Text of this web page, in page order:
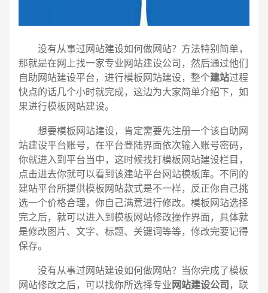
没有从事过网站建设如何做网站？方法特别简单，
那就是在网上找一家专业网站建设公司，然后通过他们
自助网站建设平台，进行模板网站建设，整个建站过程
快点的话几个小时就完成，这边为大家简单介绍下，如
果进行模板网站建设。
想要模板网站建设，肯定需要先注册一个该自助网
站建设平台账号，在平台登陆界面依次输入账号密码，
你就进入到平台当中，这时候找打模板网站建设栏目，
点击进去你就可以看到该建站平台网站模板库。不同的
建站平台所提供模板网站款式是不一样，反正你自己挑
选一个价格合理，你自己满意进行修改。模板网站选择
完之后，就可以进入到模板网站修改操作界面，具体就
是修改图片、文字、标题、关键词等等，修改完要记得
保存。
没有从事过网站建设如何做网站？当你完成了模板
网站修改之后，可以找你所选择专业 网站建设公司 ，联
电话 微信号